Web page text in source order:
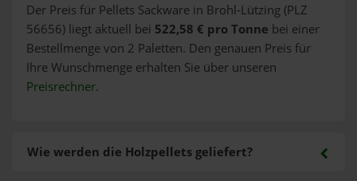
Der Preis für Pellets Sackware in Brohl-Lützing (PLZ
56656) liegt aktuell bei 522,58 € pro Tonne bei einer
Bestellmenge von 2 Paletten. Den genauen Preis für
Ihre Wunschmenge erhalten Sie über unseren
Preisrechner.
Wie werden die Holzpellets geliefert?